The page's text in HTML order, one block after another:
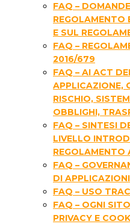
FAQ –
REGOLAMENTO
E SUL
FAQ –
2016/679
FAQ – AI ACT
APPLICAZIONE,
RISCHIO,
OBBLIGHI,
FAQ – SINTESI
LIVELLO
FAQ –
DI
FAQ – USO
FAQ – OGNI
PRIVACY E